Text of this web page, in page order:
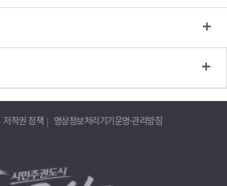
저작권 정책 영상정보처리기기운영·관리방침